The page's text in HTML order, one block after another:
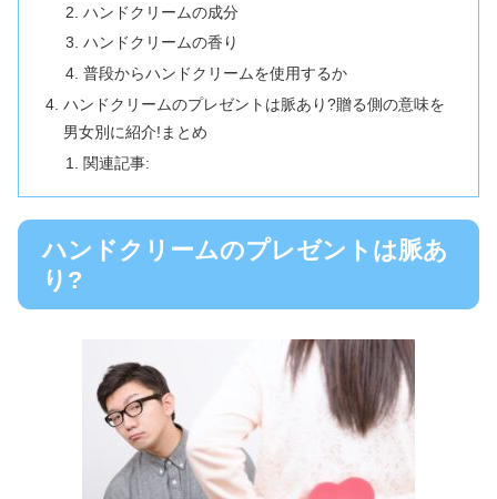
ハンドクリームの成分
ハンドクリームの香り
普段からハンドクリームを使用するか
ハンドクリームのプレゼントは脈あり?贈る側の意味を
男女別に紹介!まとめ
関連記事:
ハンドクリームのプレゼントは脈あ
り?